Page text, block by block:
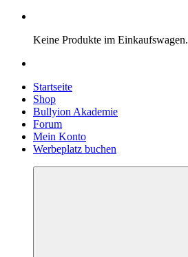
Keine Produkte im Einkaufswagen.
Startseite
Shop
Bullyion Akademie
Forum
Mein Konto
Werbeplatz buchen